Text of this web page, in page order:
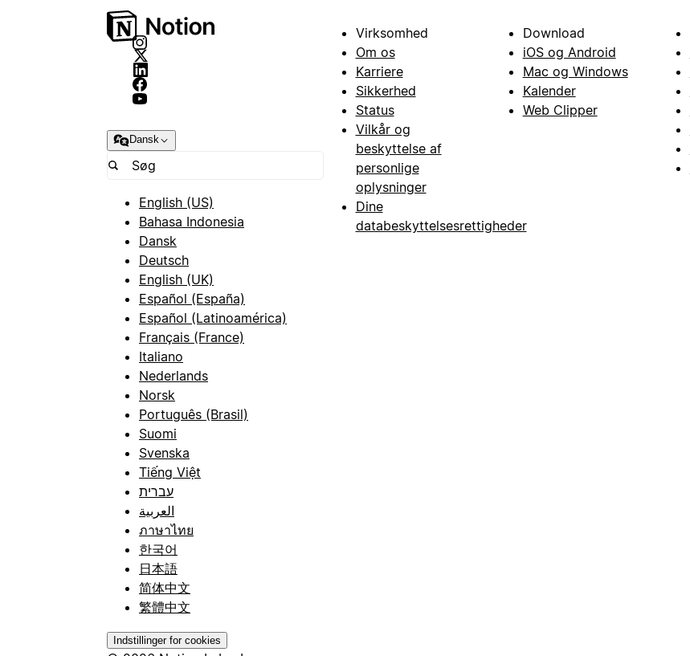
Dansk
English (US)
Bahasa Indonesia
Dansk
Deutsch
English (UK)
Español (España)
Español (Latinoamérica)
Français (France)
Italiano
Nederlands
Norsk
Português (Brasil)
Suomi
Svenska
Tiếng Việt
עברית
العربية
ภาษาไทย
한국어
日本語
简体中文
繁體中文
Indstillinger for cookies
Virksomhed
Om os
Karriere
Sikkerhed
Status
Vilkår og
beskyttelse af
personlige
oplysninger
Dine
databeskyttelsesrettigheder
Download
iOS og Android
Mac og Windows
Kalender
Web Clipper